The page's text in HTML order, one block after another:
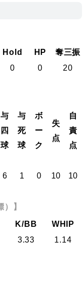
Hold HP
奪三振
0 0 20
与
四
球
与
死
球
ボ
ー
ク
失
点
自
責
点
6 1 0 10 10
】
K/BB
WHIP
3.33 1.14